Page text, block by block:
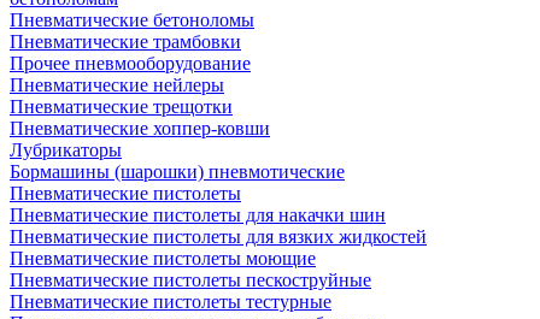
Пневматические бетоноломы
Пневматические трамбовки
Прочее пневмооборудование
Пневматические нейлеры
Пневматические трещотки
Пневматические хоппер-ковши
Лубрикаторы
Бормашины (шарошки) пневмотические
Пневматические пистолеты
Пневматические пистолеты для накачки шин
Пневматические пистолеты для вязких жидкостей
Пневматические пистолеты моющие
Пневматические пистолеты пескоструйные
Пневматические пистолеты тестурные